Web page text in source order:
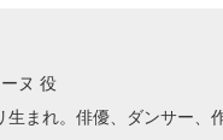
ヌ 役
まれ。俳優、ダンサー、